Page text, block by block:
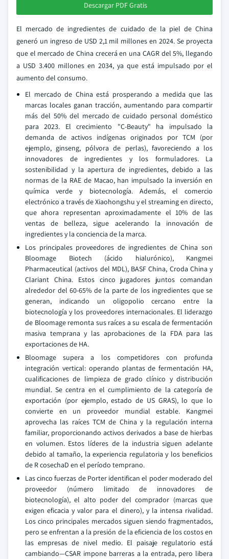
Descargar PDF Gratis
El mercado de ingredientes de cuidado de la piel de China
generó un ingreso de USD 2,1 mil millones en 2024. Se proyecta
que el mercado de China crecerá en una CAGR del 5%, llegando
a USD 3.400 millones en 2034, ya que está impulsado por el
aumento del consumo.
El mercado de China está prosperando a medida que las
marcas locales ganan tracción, aumentando para compartir
más del 50% del mercado de cuidado personal doméstico
para 2023. El crecimiento "C-Beauty" ha impulsado la
demanda de activos indígenas originados por TCM (por
ejemplo, ginseng, pólvora de perlas), favoreciendo a los
innovadores de ingredientes y los formuladores. La
sostenibilidad y la apertura de ingredientes, debido a las
normas de la RAE de Macao, han impulsado la inversión en
química verde y biotecnología. Además, el comercio
electrónico a través de Xiaohongshu y el streaming en directo,
que ahora representan aproximadamente el 10% de las
ventas de belleza, sigue acelerando la innovación de
ingredientes y la conciencia de la marca.
Los principales proveedores de ingredientes de China son
Bloomage Biotech (ácido hialurónico), Kangmei
Pharmaceutical (activos del MDL), BASF China, Croda China y
Clariant China. Estos cinco jugadores juntos comandan
alrededor del 60-65% de la parte de los ingredientes que se
generan, indicando un oligopolio cercano entre la
biotecnología y los proveedores internacionales. El liderazgo
de Bloomage remonta sus raíces a su escala de fermentación
masiva temprana y las aprobaciones de la FDA para las
exportaciones de HA.
Bloomage supera a los competidores con profunda
integración vertical: operando plantas de fermentación HA,
cualificaciones de limpieza de grado clínico y distribución
mundial. Se centra en el cumplimiento de la categoría de
exportación (por ejemplo, estado de US GRAS), lo que lo
convierte en un proveedor mundial estable. Kangmei
aprovecha las raíces TCM de China y la regulación interna
familiar, proporcionando activos derivados a base de hierbas
en volumen. Estos líderes de la industria siguen adelante
debido al tamaño, la experiencia regulatoria y los beneficios
de R cosechaD en el período temprano.
Las cinco fuerzas de Porter identifican el poder moderado del
proveedor (número limitado de innovadores de
biotecnología), el alto poder del comprador (marcas que
exigen eficacia y valor para el dinero), y la intensa rivalidad.
Los cinco principales mercados siguen siendo fragmentados,
pero se enfrentan a la presión de la eficiencia de los costos en
las empresas de nivel medio. El paisaje regulatorio está
cambiando—CSAR impone barreras a la entrada, pero libera